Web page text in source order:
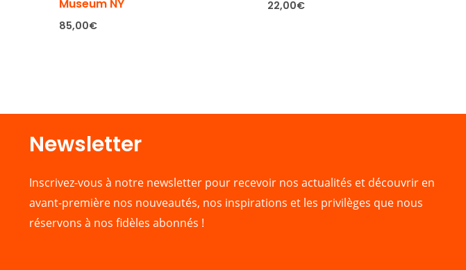
Museum NY
85,00€
22,00€
Newsletter​
Inscrivez-vous à notre newsletter pour recevoir nos actualités et découvrir en
avant-première nos nouveautés, nos inspirations et les privilèges que nous
réservons à nos fidèles abonnés !